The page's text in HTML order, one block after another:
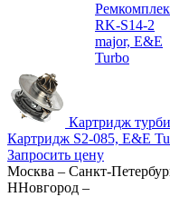
RK-S14-2
major, E&E
Turbo
Картридж
Картридж S2-085, E&E
Запросить цену
Москва – Санкт-
ННовгород –